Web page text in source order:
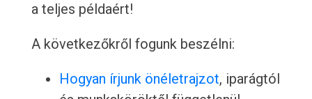
a teljes példaért!
A következőkről fogunk beszélni:
Hogyan írjunk önéletrajzot, iparágtól